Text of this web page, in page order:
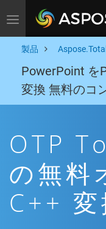
Toggle navigation
製品 Aspose.Total
PowerPoint を
変換 無料のコ
OTP
の無料
C++ 変